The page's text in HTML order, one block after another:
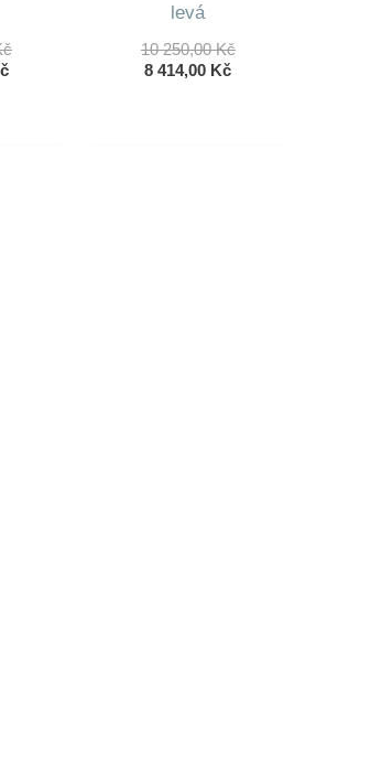
Původní
Aktuální
levá
10 250,00KčPůvodní
8 414,00 KčAktuální